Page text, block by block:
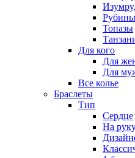
Рубины
Топазы
Для кого
Для
Для
Все колье
Браслеты
Тип
Сердце
На